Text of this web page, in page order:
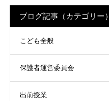
ブログ記事（カテゴリー）
こども全般
保護者運営委員会
出前授業